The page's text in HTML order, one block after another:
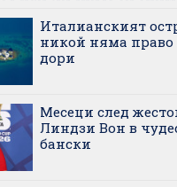
Италианският
никой няма право
дори
Месеци след
Линдзи Вон в
бански